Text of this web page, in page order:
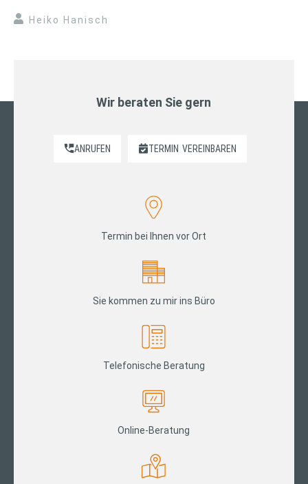
Heiko Hanisch
Wir beraten Sie gern
ANRUFEN TERMIN VEREINBAREN
Termin bei Ihnen vor Ort
Sie kommen zu mir ins Büro
Telefonische Beratung
Online-Beratung